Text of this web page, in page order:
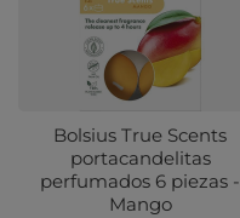
Bolsius True Scents
portacandelitas
perfumados 6 piezas -
Mango